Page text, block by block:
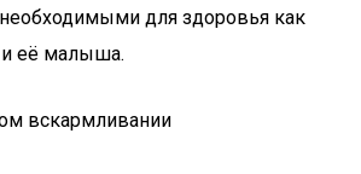
для здоровья как
её малыша.
вскармливании